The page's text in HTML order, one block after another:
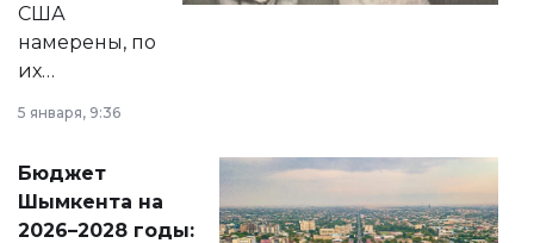
США
намерены, по
их
принести
народу
Венесуэлы.
5 января, 9:36
Бюджет
Шымкента на
2026–2028 годы: